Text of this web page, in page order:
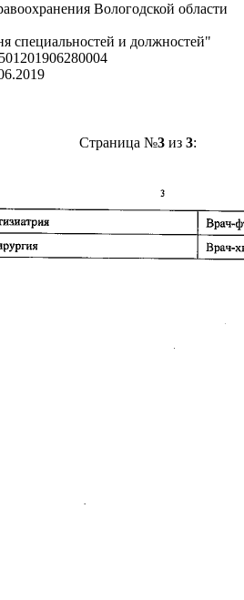
Вологодской области
специальностей и должностей"
Страница №3из 3: